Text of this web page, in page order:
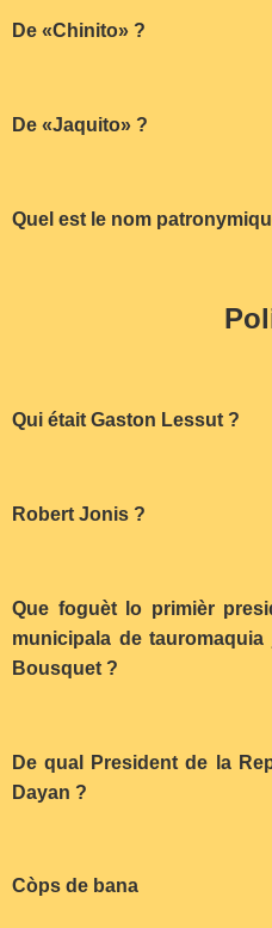
De «Chinito» ?
De «Jaquito» ?
Quel est le nom
Qui était Gaston Lessut ?
Robert Jonis ?
Que foguèt lo primièr
municipala de
Bousquet ?
De qual President de la
Dayan ?
Còps de bana